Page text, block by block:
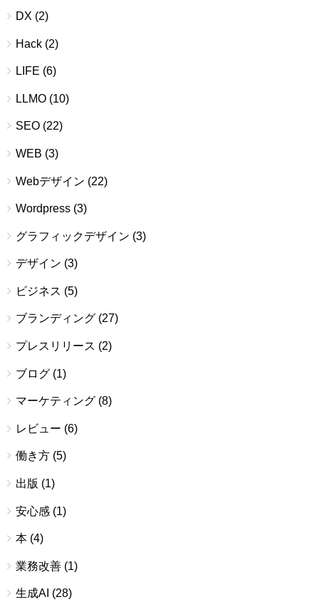
DX (2)
Hack (2)
LIFE (6)
LLMO (10)
SEO (22)
WEB (3)
Webデザイン (22)
Wordpress (3)
グラフィックデザイン (3)
デザイン (3)
ビジネス (5)
ブランディング (27)
プレスリリース (2)
ブログ (1)
マーケティング (8)
レビュー (6)
働き方 (5)
出版 (1)
安心感 (1)
本 (4)
業務改善 (1)
生成AI (28)